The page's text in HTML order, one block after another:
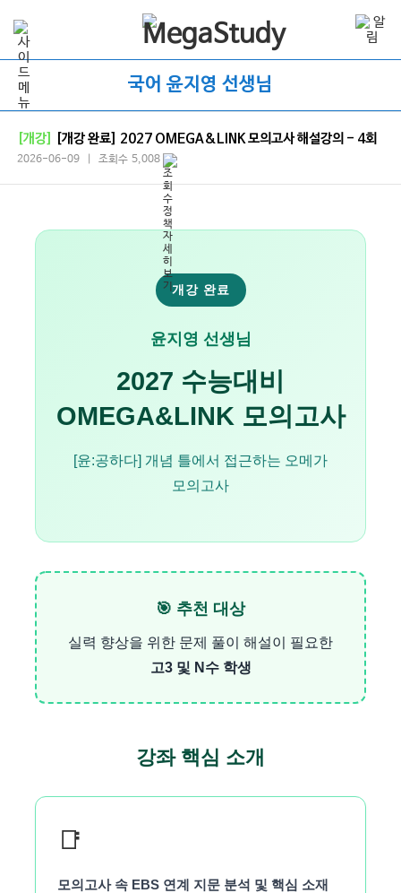
국어 윤지영 선생님
[개강] [개강 완료] 2027 OMEGA&LINK 모의고사 해설강의 - 4회
2026-06-09 | 조회수 5,008
개강 완료
윤지영 선생님
2027 수능대비
OMEGA&LINK 모의고사
[윤:공하다] 개념 틀에서 접근하는 오메가
모의고사
🎯 추천 대상
실력 향상을 위한 문제 풀이 해설이 필요한
고3 및 N수 학생
강좌 핵심 소개
📑
모의고사 속 EBS 연계 지문 분석 및 핵심 소재